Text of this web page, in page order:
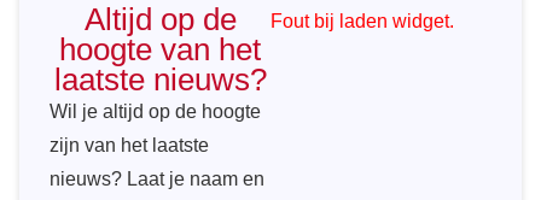
Altijd op de
hoogte van het
laatste nieuws?
Wil je altijd op de hoogte
zijn van het laatste
nieuws? Laat je naam en
Fout bij laden widget.